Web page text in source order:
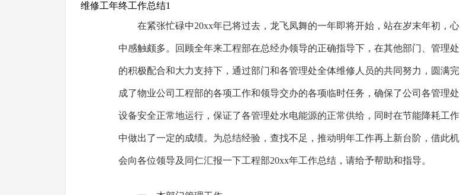
维修工年终工作总结1
在紧张忙碌中20xx年已将过去，龙飞凤舞的一年即将开始，站在岁末年初，心
中感触颇多。回顾全年来工程部在总经办领导的正确指导下，在其他部门、管理处
的积极配合和大力支持下，通过部门和各管理处全体维修人员的共同努力，圆满完
成了物业公司工程部的各项工作和领导交办的各项临时任务，确保了公司各管理处
设备安全正常地运行，保证了各管理处水电能源的正常供给，同时在节能降耗工作
中做出了一定的成绩。为总结经验，查找不足，推动明年工作再上新台阶，借此机
会向各位领导及同仁汇报一下工程部20xx年工作总结，请给予帮助和指导。